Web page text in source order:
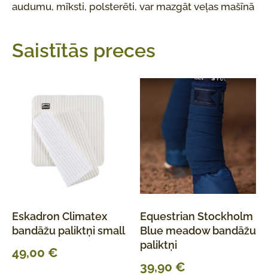
audumu, mīksti, polsterēti, var mazgāt veļas mašīnā
Saistītās preces
Eskadron Climatex
bandāžu paliktņi small
49,00 €
Equestrian Stockholm
Blue meadow bandāžu
paliktņi
39,90 €